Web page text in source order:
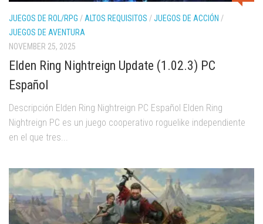
JUEGOS DE ROL/RPG /ALTOS REQUISITOS /JUEGOS DE ACCIÓN /
JUEGOS DE AVENTURA
NOVEMBER 25, 2025
Elden Ring Nightreign Update (1.02.3) PC
Español
Descripción Elden Ring Nightreign PC Español Elden Ring
Nightreign PC es un juego cooperativo roguelike independiente
en el que tres...